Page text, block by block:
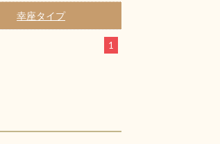
幸座タイプ
1